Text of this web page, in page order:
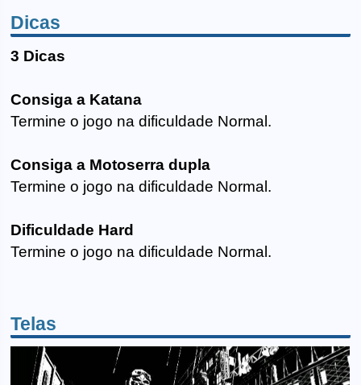
Dicas
3 Dicas
Consiga a Katana
Termine o jogo na dificuldade Normal.
Consiga a Motoserra dupla
Termine o jogo na dificuldade Normal.
Dificuldade Hard
Termine o jogo na dificuldade Normal.
Telas